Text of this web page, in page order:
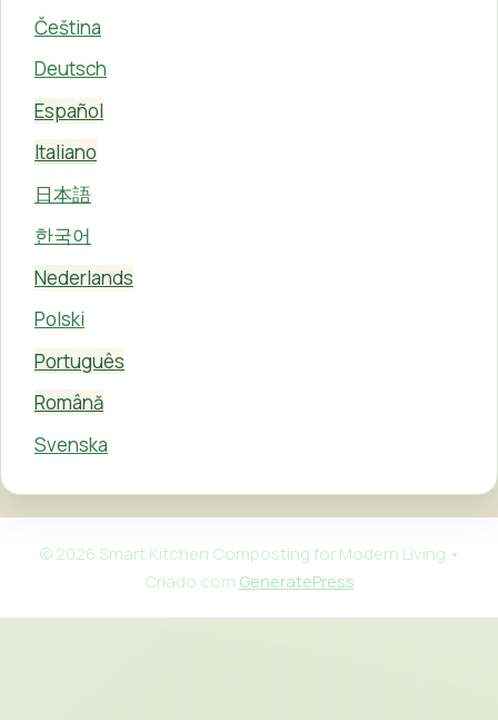
Čeština
Deutsch
Español
Italiano
日本語
한국어
Nederlands
Polski
Português
Română
Svenska
© 2026 Smart Kitchen Composting for Modern Living •
Criado com GeneratePress